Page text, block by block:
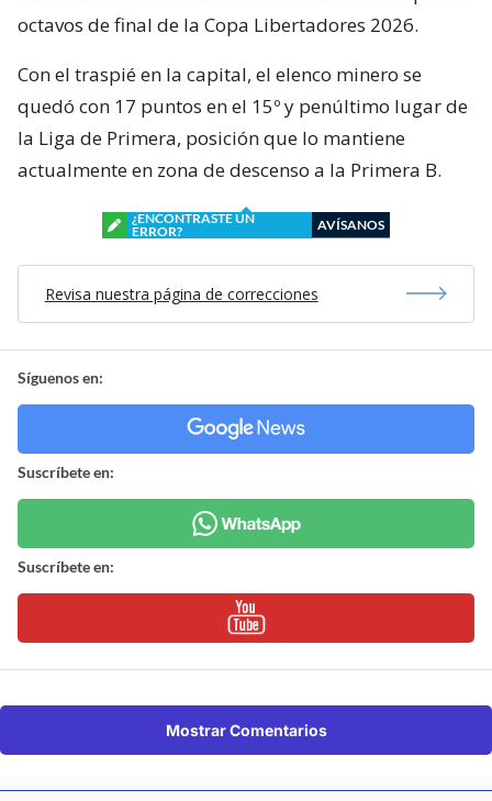
octavos de final de la Copa Libertadores 2026.
Con el traspié en la capital, el elenco minero se
quedó con 17 puntos en el 15º y penúltimo lugar de
la Liga de Primera, posición que lo mantiene
actualmente en zona de descenso a la Primera B.
¿ENCONTRASTE UN
ERROR?
AVÍSANOS
Revisa nuestra página de correcciones
Síguenos en:
Suscríbete en:
Suscríbete en:
Mostrar Comentarios